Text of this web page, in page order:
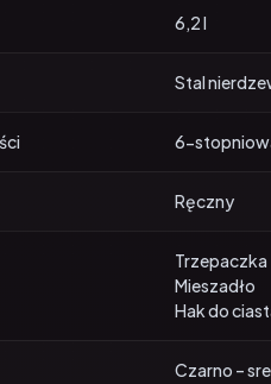
Mieszadło
Hak do ciasta